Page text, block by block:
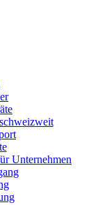
Unternehmen